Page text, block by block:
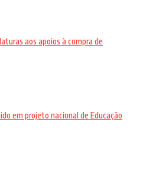
aos apoios à compra de
em projeto nacional de Educação